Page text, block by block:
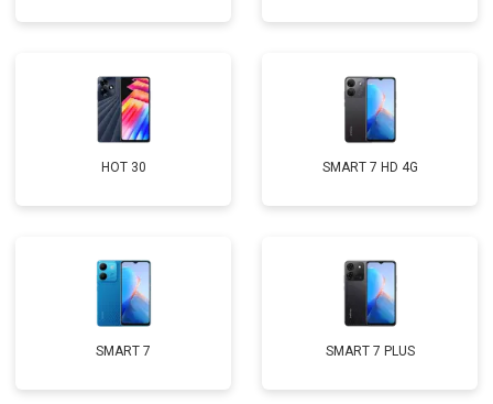
HOT 30 SMART 7 HD 4G
SMART 7 SMART 7 PLUS